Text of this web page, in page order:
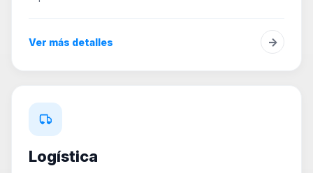
Ver más detalles →
Logística